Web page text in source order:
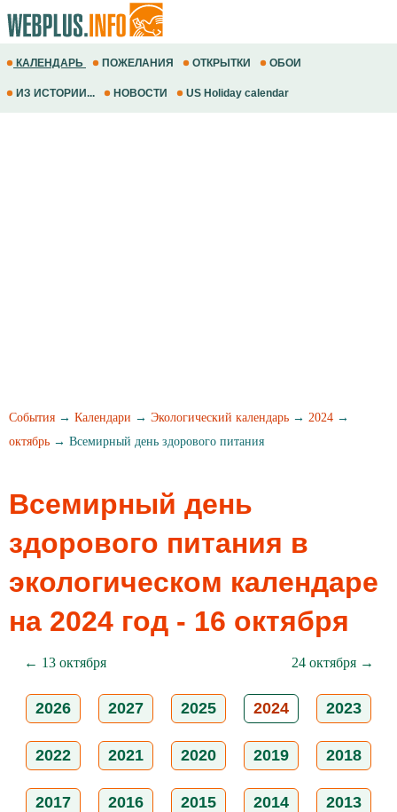
КАЛЕНДАРЬ ПОЖЕЛАНИЯ ОТКРЫТКИ ОБОИ
ИЗ ИСТОРИИ... НОВОСТИ US Holiday calendar
События → Календари → Экологический календарь → 2024 →
октябрь → Всемирный день здoрoвoгo питания
Всемирный день
здoрoвoгo питания в
экологическом календаре
на 2024 год - 16 октября
← 13 октября 24 октября →
2026 2027 2025 2024 2023
2022 2021 2020 2019 2018
2017 2016 2015 2014 2013